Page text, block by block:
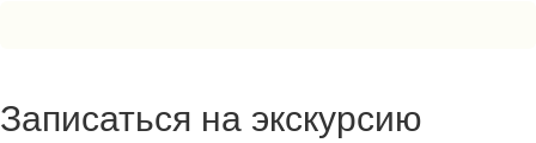
Записаться на экскурсию